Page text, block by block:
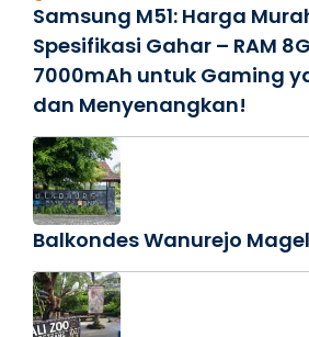
Samsung M51: Harga
Spesifikasi Gahar – RAM
7000mAh untuk Gaming
dan Menyenangkan!
Balkondes Wanurejo